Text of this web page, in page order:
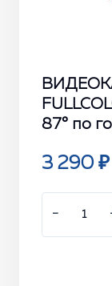
87° по
3 290 ₽
−